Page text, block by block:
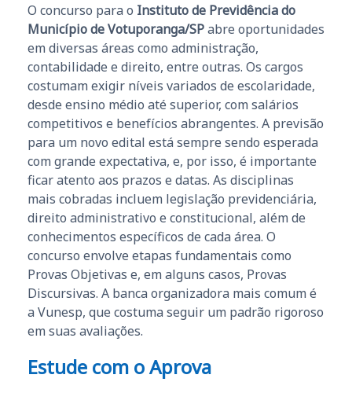
O concurso para o Instituto de Previdência do
Município de Votuporanga/SPabre oportunidades
em diversas áreas como administração,
contabilidade e direito, entre outras. Os cargos
costumam exigir níveis variados de escolaridade,
desde ensino médio até superior, com salários
competitivos e benefícios abrangentes. A previsão
para um novo edital está sempre sendo esperada
com grande expectativa, e, por isso, é importante
ficar atento aos prazos e datas. As disciplinas
mais cobradas incluem legislação previdenciária,
direito administrativo e constitucional, além de
conhecimentos específicos de cada área. O
concurso envolve etapas fundamentais como
Provas Objetivas e, em alguns casos, Provas
Discursivas. A banca organizadora mais comum é
a Vunesp, que costuma seguir um padrão rigoroso
em suas avaliações.
Estude com o Aprova